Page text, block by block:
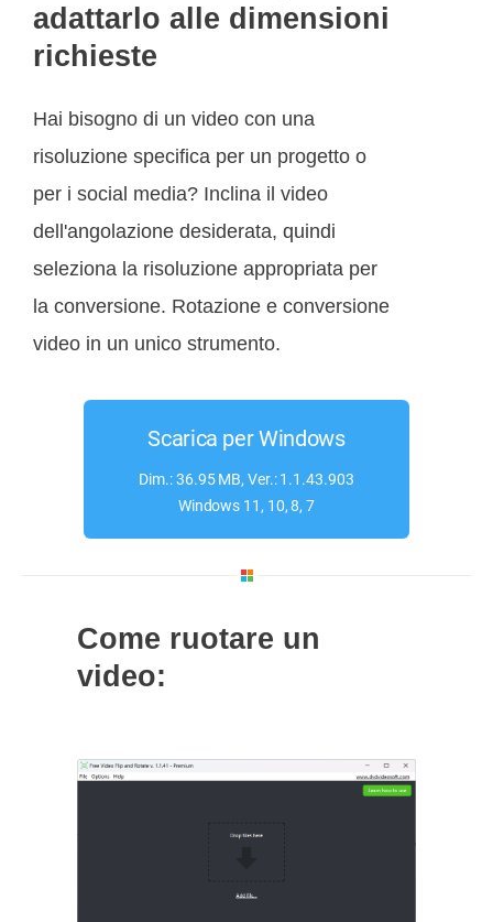
adattarlo alle dimensioni
richieste
Hai bisogno di un video con una
risoluzione specifica per un progetto o
per i social media? Inclina il video
dell'angolazione desiderata, quindi
seleziona la risoluzione appropriata per
la conversione. Rotazione e conversione
video in un unico strumento.
Scarica per Windows
Dim.: 36.95 MB, Ver.: 1.1.43.903
Windows 11, 10, 8, 7
Come ruotare un
video: